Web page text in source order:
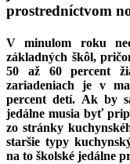
prostredníctvom
V minulom roku
základných škôl,
50 až 60 percent
zariadeniach je v
percent detí. Ak by
jedálne musia byť
zo stránky
staršie typy
na to školské jedálne